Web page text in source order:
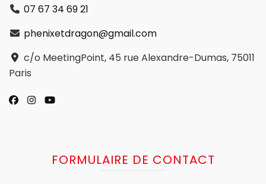
07 67 34 69 21
phenixetdragon@gmail.com
c/o MeetingPoint, 45 rue Alexandre-Dumas, 75011
Paris
FORMULAIRE DE CONTACT